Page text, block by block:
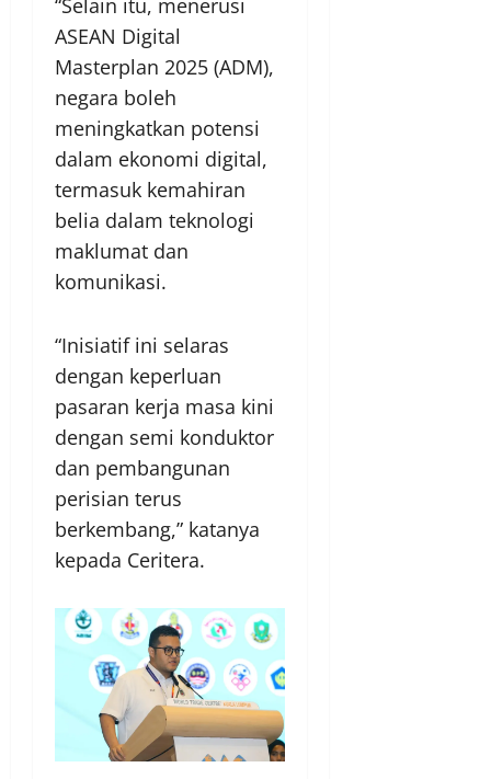
“Selain itu, menerusi
ASEAN Digital
Masterplan 2025 (ADM),
negara boleh
meningkatkan potensi
dalam ekonomi digital,
termasuk kemahiran
belia dalam teknologi
maklumat dan
komunikasi.
“Inisiatif ini selaras
dengan keperluan
pasaran kerja masa kini
dengan semi konduktor
dan pembangunan
perisian terus
berkembang,” katanya
kepada Ceritera.